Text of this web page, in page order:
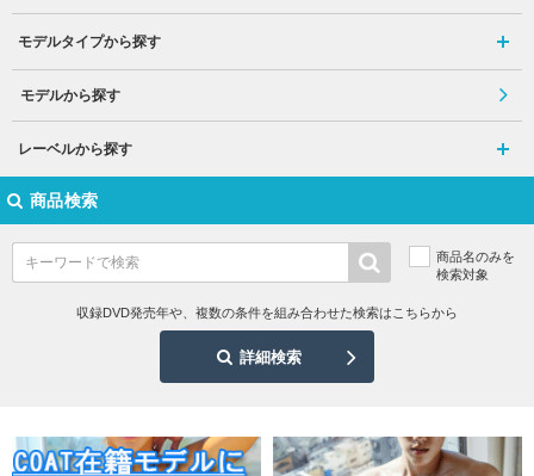
モデルタイプから探す
モデルから探す
レーベルから探す
商品検索
商品名のみを
検索対象
収録DVD発売年や、複数の条件を組み合わせた検索はこちらから
詳細検索